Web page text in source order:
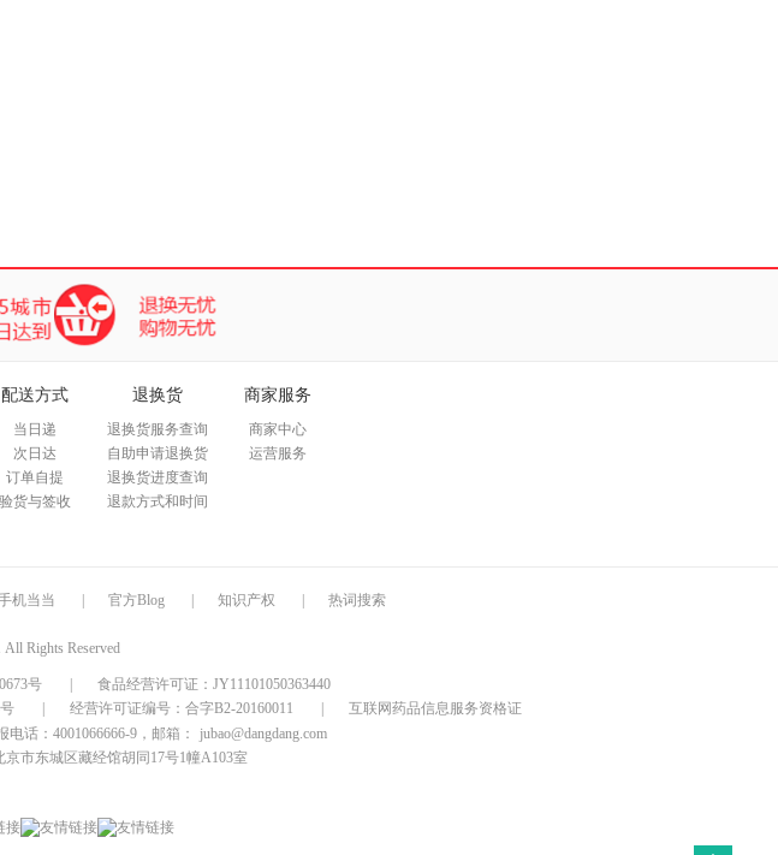
配送方式
当日递
次日达
订单自提
验货与签收
退换货
退换货服务查询
自助申请退换货
退换货进度查询
退款方式和时间
商家服务
商家中心
运营服务
机当当 官方Blog 知识产权 热词搜索
Rights Reserved
号
食品经营许可证：JY11101050363440
经营许可证编号：合字B2-20160011
互联网药品信息服务资格证
话：4001066666-9，邮箱：
jubao@dangdang.com
京市东城区藏经馆胡同17号1幢A103室